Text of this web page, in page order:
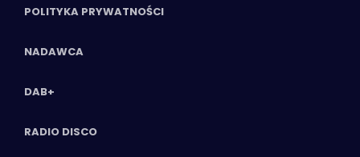
POLITYKA PRYWATNOŚCI
NADAWCA
DAB+
RADIO DISCO